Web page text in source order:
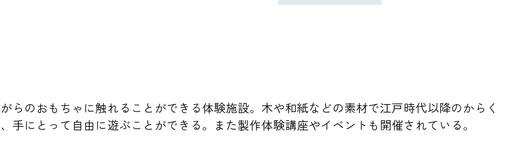
らのおもちゃに触れることができる体験施設。木や和紙などの素材で江戸時代以降のからく
手にとって自由に遊ぶことができる。また製作体験講座やイベントも開催されている。